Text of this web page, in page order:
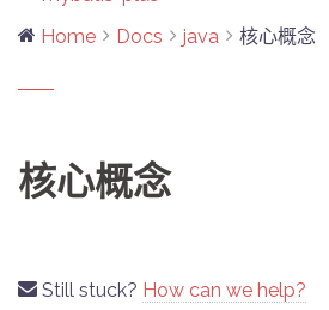
Home
Docs java 核心概念
核心概念
Still stuck? How can we help?